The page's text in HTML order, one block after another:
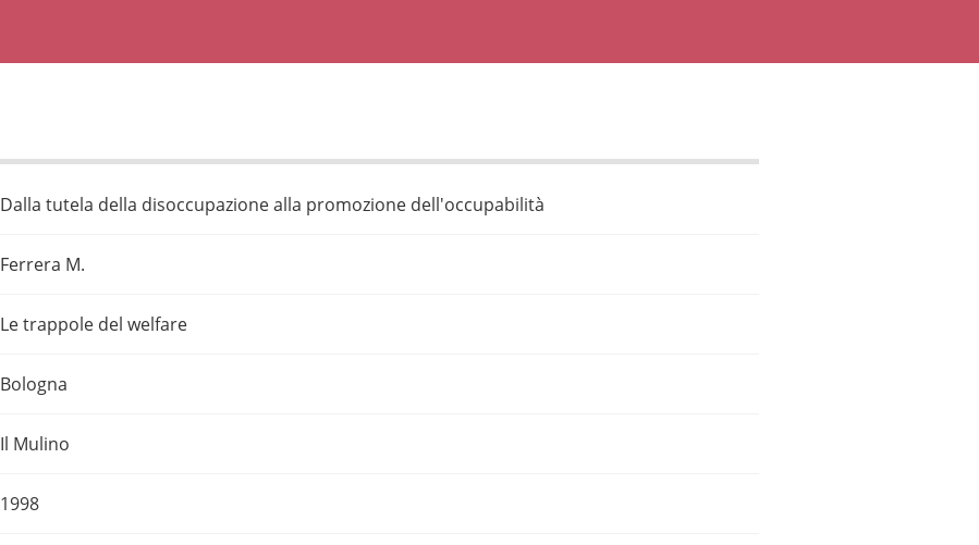
Dalla tutela della disoccupazione alla promozione dell'occupabilità
Ferrera M.
Le trappole del welfare
Bologna
Il Mulino
1998